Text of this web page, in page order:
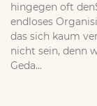
hingegen oft
endloses
das sich kaum
nicht sein, denn
Geda...